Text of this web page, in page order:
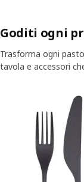
Goditi ogni
Trasforma ogni
tavola e accessori